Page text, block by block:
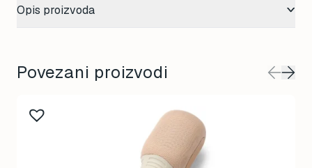
Opis proizvoda
Povezani proizvodi